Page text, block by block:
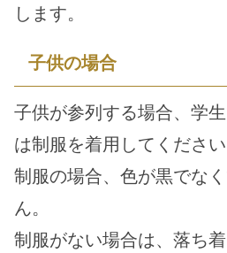
します。
子供の場合
子供が参列する場合、学
は制服を着用してください
制服の場合、色が黒でな
ん。
制服がない場合は、落ち